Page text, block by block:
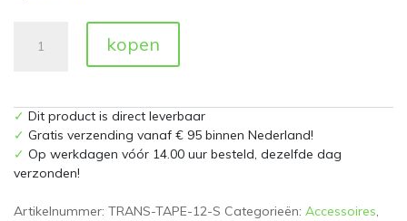
Strong
Tape
aantal
kopen
✓ Dit product is direct leverbaar
✓ Gratis verzending vanaf € 95 binnen Nederland!
✓ Op werkdagen vóór 14.00 uur besteld, dezelfde dag
verzonden!
Artikelnummer: TRANS-TAPE-12-S Categorieën: Accessoires,